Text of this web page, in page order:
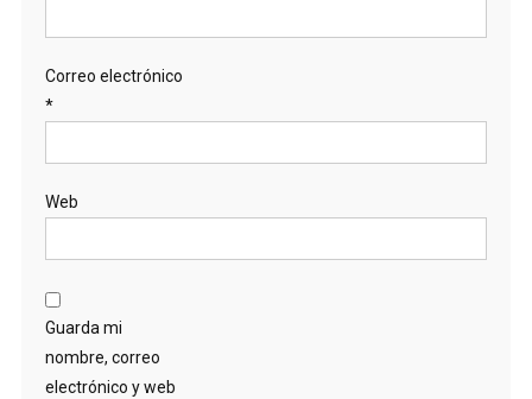
Correo electrónico
*
Web
Guarda mi
nombre, correo
electrónico y web